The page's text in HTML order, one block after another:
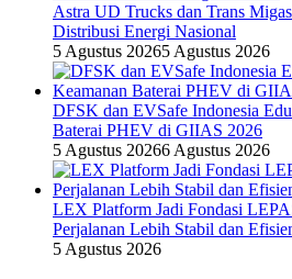
Astra UD Trucks dan Trans
Distribusi Energi Nasional
5 Agustus 20265 Agustus 2026
DFSK dan EVSafe Indonesia
Baterai PHEV di GIIAS 2026
5 Agustus 20266 Agustus 2026
LEX Platform Jadi Fondasi
Perjalanan Lebih Stabil dan
5 Agustus 2026